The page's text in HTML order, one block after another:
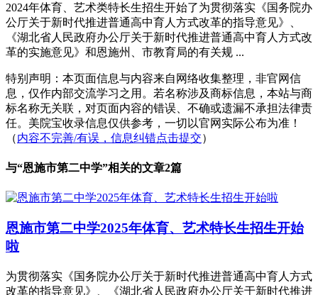
2024年体育、艺术类特长生招生开始了为贯彻落实《国务院办
公厅关于新时代推进普通高中育人方式改革的指导意见》、
《湖北省人民政府办公厅关于新时代推进普通高中育人方式改
革的实施意见》和恩施州、市教育局的有关规 ...
特别声明：本页面信息与内容来自网络收集整理，非官网信
息，仅作内部交流学习之用。若名称涉及商标信息，本站与商
标名称无关联，对页面内容的错误、不确或遗漏不承担法律责
任。美院宝收录信息仅供参考，一切以官网实际公布为准！
（内容不完善/有误，信息纠错点击提交）
与“恩施市第二中学”相关的文章2篇
恩施市第二中学2025年体育、艺术特长生招生开始
啦
为贯彻落实《国务院办公厅关于新时代推进普通高中育人方式
改革的指导意见》、《湖北省人民政府办公厅关于新时代推进